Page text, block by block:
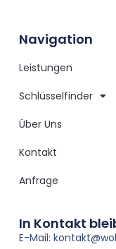
In Kontakt
E-Mail:
Navigation
Leistungen
Schlüsselfinder
Über Uns
Kontakt
Anfrage